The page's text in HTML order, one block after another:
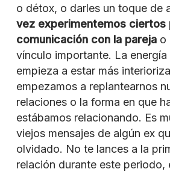
o détox, o darles un toque de
vez experimentemos ciertos
comunicación con la parejao
vínculo importante. La energía
empieza a estar más
empezamos a replantearnos
relaciones o la forma en que
estábamos relacionando. Es
viejos mensajes de algún ex
olvidado. No te lances a la
relación durante este periodo,